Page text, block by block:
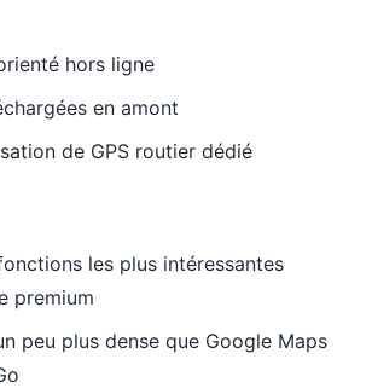
hors ligne
en amont
de GPS routier dédié
les plus intéressantes
premium
peu plus dense que Google Maps